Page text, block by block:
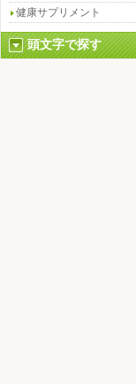
健康サプリメント
頭文字で探す